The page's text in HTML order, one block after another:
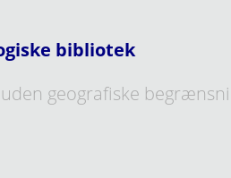
bibliotek
geografiske